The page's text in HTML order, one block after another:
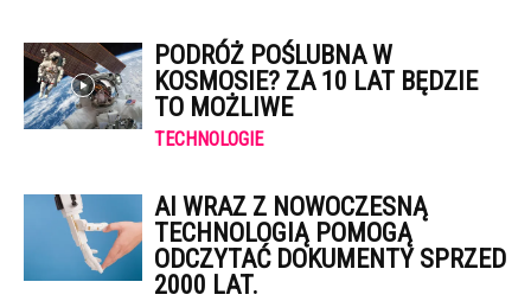
PODRÓŻ POŚLUBNA W
KOSMOSIE? ZA 10 LAT BĘDZIE
TO MOŻLIWE
TECHNOLOGIE
AI WRAZ Z NOWOCZESNĄ
TECHNOLOGIĄ POMOGĄ
ODCZYTAĆ DOKUMENTY SPRZED
2000 LAT.